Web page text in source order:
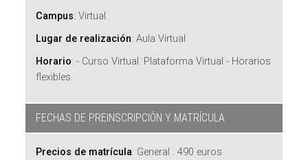
Campus:Virtual
Lugar de realización:Aula Virtual
Horario:- Curso Virtual. Plataforma Virtual - Horarios
flexibles.
FECHAS DE PREINSCRIPCIÓN Y MATRÍCULA
Precios de matrícula: General : 490 euros